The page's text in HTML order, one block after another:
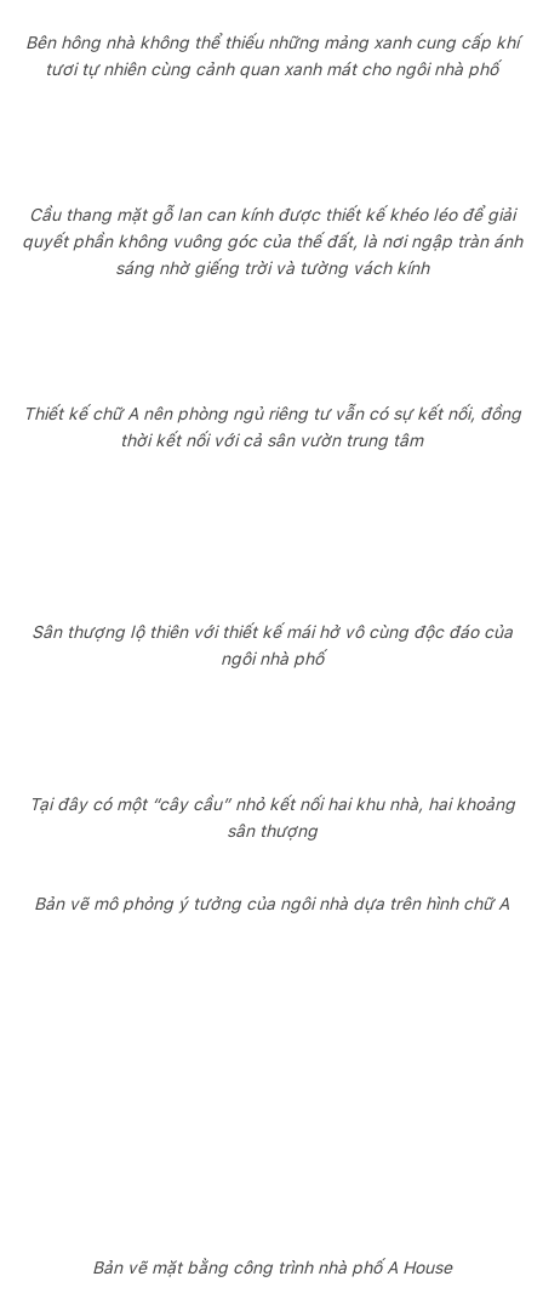
Bên hông nhà không thể thiếu những mảng xanh cung cấp khí
tươi tự nhiên cùng cảnh quan xanh mát cho ngôi nhà phố
Cầu thang mặt gỗ lan can kính được thiết kế khéo léo để giải
quyết phần không vuông góc của thế đất, là nơi ngập tràn ánh
sáng nhờ giếng trời và tường vách kính
Thiết kế chữ A nên phòng ngủ riêng tư vẫn có sự kết nối, đồng
thời kết nối với cả sân vườn trung tâm
Sân thượng lộ thiên với thiết kế mái hở vô cùng độc đáo của
ngôi nhà phố
Tại đây có một “cây cầu” nhỏ kết nối hai khu nhà, hai khoảng
sân thượng
Bản vẽ mô phỏng ý tưởng của ngôi nhà dựa trên hình chữ A
Bản vẽ mặt bằng công trình nhà phố A House